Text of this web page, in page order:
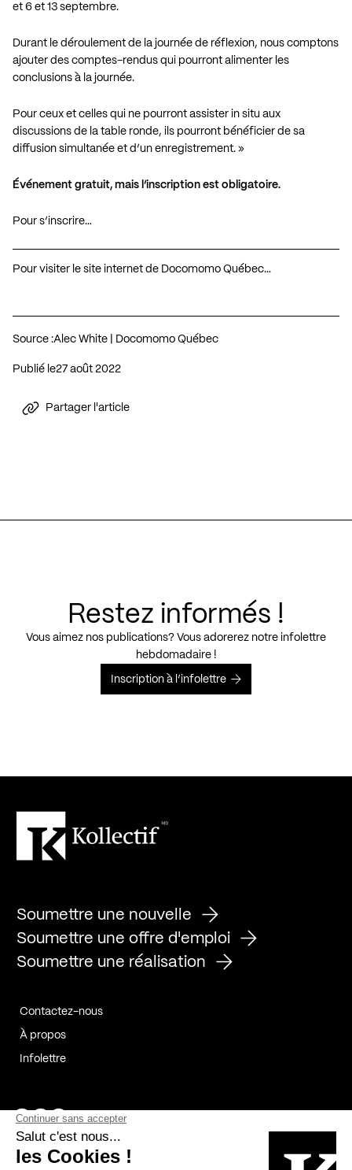
et 6 et 13 septembre.
Durant le déroulement de la journée de réflexion, nous comptons
ajouter des comptes-rendus qui pourront alimenter les
conclusions à la journée.
Pour ceux et celles qui ne pourront assister in situ aux
discussions de la table ronde, ils pourront bénéficier de sa
diffusion simultanée et d’un enregistrement. »
Événement gratuit, mais l’inscription est obligatoire.
Pour s’inscrire…
Pour visiter le site internet de Docomomo Québec…
Source :Alec White | Docomomo Québec
Publié le 27 août 2022
Partager l'article
Restez informés !
Vous aimez nos publications? Vous adorerez notre infolettre
hebdomadaire !
Inscription à l’infolettre
Soumettre une nouvelle
Soumettre une offre d'emploi
Soumettre une réalisation
Contactez-nous
À propos
Infolettre
Page Facebook de Kollectif
Page Instagram de Kollectif
Page Linkedin de Kollectif